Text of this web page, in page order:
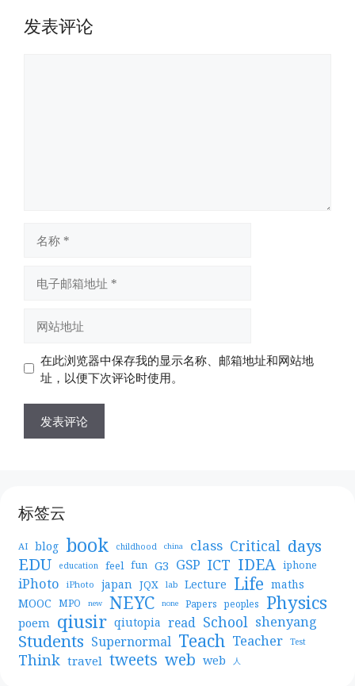
发表评论
址
址
在此浏览器中保存我的显示名称、邮箱地址和网站地
址，以便下次评论时使用。
标签云
AI blog book childhood china class Critical days
EDU education feel fun G3 GSP ICT IDEA iphone
iPhoto iPhoto japan JQX lab Lecture Life maths
MOOC MPO new NEYC none Papers peoples Physics
poem qiusir qiutopia read School shenyang
Students Supernormal Teach Teacher Test
Think travel tweets web web 人